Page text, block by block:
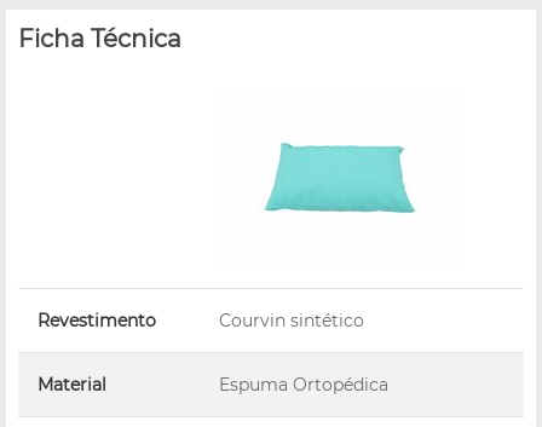
Ficha Técnica
Revestimento Courvin sintético
Material Espuma Ortopédica